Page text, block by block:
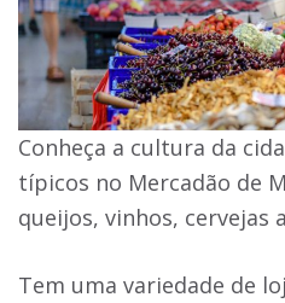
Conheça a cultura da
típicos no Mercadão de
queijos, vinhos, cervejas
Tem uma variedade de